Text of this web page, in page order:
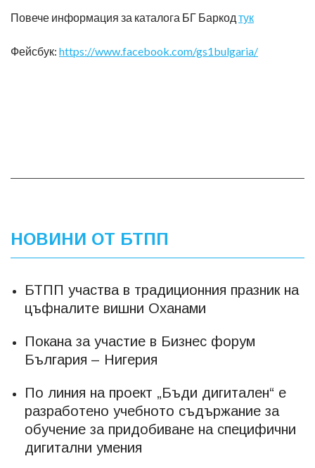
Повече информация за каталога БГ Баркод тук
Фейсбук: https://www.facebook.com/gs1bulgaria/
НОВИНИ ОТ БТПП
БТПП участва в традиционния празник на
цъфналите вишни Оханами
Покана за участие в Бизнес форум
България – Нигерия
По линия на проект „Бъди дигитален“ е
разработено учебното съдържание за
обучение за придобиване на специфични
дигитални умения